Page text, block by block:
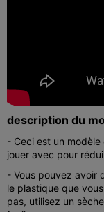
description du
- Ceci est un
jouer avec pour
- Vous pouvez avoir
le plastique que
pas, utilisez un